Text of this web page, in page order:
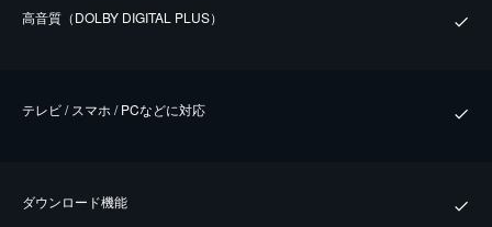
⾼⾳質（DOLBY DIGITAL PLUS）
テレビ / スマホ / PCなどに対応
ダウンロード機能